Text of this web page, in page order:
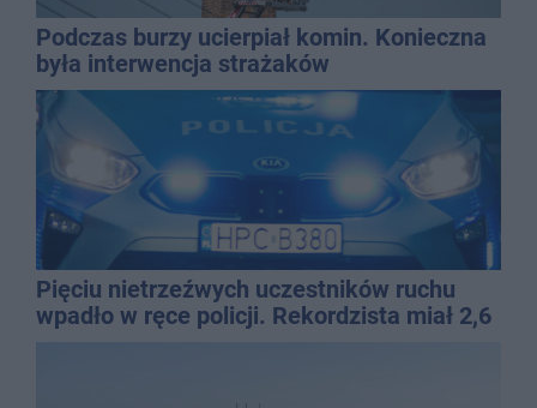
Podczas burzy ucierpiał komin. Konieczna
była interwencja strażaków
Pięciu nietrzeźwych uczestników ruchu
wpadło w ręce policji. Rekordzista miał 2,6